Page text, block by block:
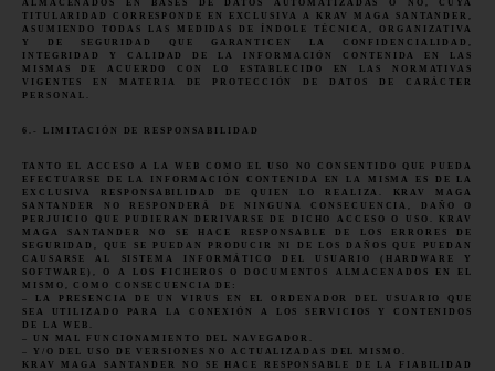
ALMACENADOS EN BASES DE DATOS AUTOMATIZADAS O NO, CUYA
TITULARIDAD CORRESPONDE EN EXCLUSIVA A KRAV MAGA SANTANDER,
ASUMIENDO TODAS LAS MEDIDAS DE ÍNDOLE TÉCNICA, ORGANIZATIVA
Y DE SEGURIDAD QUE GARANTICEN LA CONFIDENCIALIDAD,
INTEGRIDAD Y CALIDAD DE LA INFORMACIÓN CONTENIDA EN LAS
MISMAS DE ACUERDO CON LO ESTABLECIDO EN LAS NORMATIVAS
VIGENTES EN MATERIA DE PROTECCIÓN DE DATOS DE CARÁCTER
PERSONAL.
6.- LIMITACIÓN DE RESPONSABILIDAD
TANTO EL ACCESO A LA WEB COMO EL USO NO CONSENTIDO QUE PUEDA
EFECTUARSE DE LA INFORMACIÓN CONTENIDA EN LA MISMA ES DE LA
EXCLUSIVA RESPONSABILIDAD DE QUIEN LO REALIZA. KRAV MAGA
SANTANDER NO RESPONDERÁ DE NINGUNA CONSECUENCIA, DAÑO O
PERJUICIO QUE PUDIERAN DERIVARSE DE DICHO ACCESO O USO. KRAV
MAGA SANTANDER NO SE HACE RESPONSABLE DE LOS ERRORES DE
SEGURIDAD, QUE SE PUEDAN PRODUCIR NI DE LOS DAÑOS QUE PUEDAN
CAUSARSE AL SISTEMA INFORMÁTICO DEL USUARIO (HARDWARE Y
SOFTWARE), O A LOS FICHEROS O DOCUMENTOS ALMACENADOS EN EL
MISMO, COMO CONSECUENCIA DE:
– LA PRESENCIA DE UN VIRUS EN EL ORDENADOR DEL USUARIO QUE
SEA UTILIZADO PARA LA CONEXIÓN A LOS SERVICIOS Y CONTENIDOS
DE LA WEB.
– UN MAL FUNCIONAMIENTO DEL NAVEGADOR.
– Y/O DEL USO DE VERSIONES NO ACTUALIZADAS DEL MISMO.
KRAV MAGA SANTANDER NO SE HACE RESPONSABLE DE LA FIABILIDAD